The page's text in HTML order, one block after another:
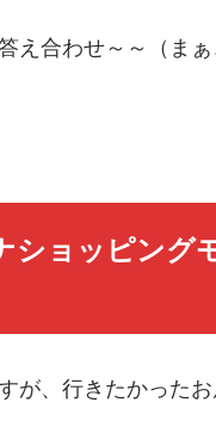
え合わせ～～（ま
ョッピング
が、行きたかった